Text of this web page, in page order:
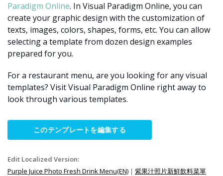
Paradigm Online. In Visual Paradigm Online, you can
create your graphic design with the customization of
texts, images, colors, shapes, forms, etc. You can allow
selecting a template from dozen design examples
prepared for you.
For a restaurant menu, are you looking for any visual
templates? Visit Visual Paradigm Online right away to
look through various templates.
このテンプレートを編集する
Edit Localized Version:
Purple Juice Photo Fresh Drink Menu(EN) | 紫果汁照片新鮮飲料菜單